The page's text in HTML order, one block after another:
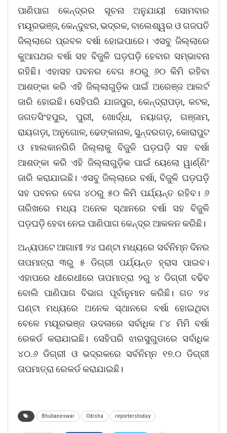
ପାଣିପାଗ କେନ୍ଦ୍ରର ସୂଚନା ଅନୁଯାୟୀ ସୋମବାର
ମୟୂରଭଞ୍ଜ, କେନ୍ଦୁଝର, ଭଦ୍ରକ, ବାଲେଶ୍ୱର ଓ ଗଜପତି
ଜିଲ୍ଲାରେ ପ୍ରବଳ ବର୍ଷା ହୋଇପାରେ। ଏସବୁ ଜିଲ୍ଲାରେ
କୁଆପଥର ବର୍ଷା ସହ ବିଜୁଳି ଘଡ଼ଘଡ଼ି ହେବାର ସମ୍ଭାବନା
ରହିଛି। ଏହାସହ ପବନର ବେଗ ୫୦ରୁ ୬୦ କିମି ରହିବା
ଆଶଙ୍କା କରି ଏହି ଜିଲ୍ଲାଗୁଡ଼ିକ ପାଇଁ ଅରେଞ୍ଜ ଆଲର୍ଟ
ଜାରି ହୋଇଛି। ସେହିପରି ଯାଜପୁର, କେନ୍ଦ୍ରାପଡ଼ା, କଟକ,
ଜଗତସିଂହପୁର, ପୁରୀ, ଖୋର୍ଦ୍ଧା, ନୟାଗଡ଼, ଗଞ୍ଜାମ,
ରାୟଗଡ଼ା, ଅନୁଗୋଳ, ଢେଙ୍କାନାଳ, ସୁନ୍ଦରଗଡ଼, କୋରାପୁଟ
ଓ ମାଲକାନଗିରି ଜିଲ୍ଲାକୁ ବିଜୁଳି ଘଡ଼ଘଡ଼ି ସହ ବର୍ଷା
ଆଶଙ୍କା କରି ଏହି ଜିଲ୍ଲାଗୁଡ଼ିକ ପାଇଁ ୟେଲୋ ୱାର୍ଣ୍ଣିଂ
ଜାରି କରାଯାଇଛି। ଏସବୁ ଜିଲ୍ଲାରେ ବର୍ଷା, ବିଜୁଳି ଘଡ଼ଘଡ଼ି
ସହ ପବନର ବେଗ ୪୦ରୁ ୫୦ କିମି ପର୍ଯ୍ୟନ୍ତ ରହିବ। ୬
ତାରିଖରେ ମଧ୍ୟ ଅନେକ ସ୍ଥାନରେ ବର୍ଷା ସହ ବିଜୁଳି
ଘଡ଼ଘଡ଼ି ହେବା ନେଇ ପାଣିପାଗ କେନ୍ଦ୍ର ଆକଳନ କରିଛି।
ଅନ୍ୟପଟେ ଆଗାମୀ ୨୪ ଘଣ୍ଟା ମଧ୍ୟରେ ସର୍ବନିମ୍ନ ଦିନର
ତାପମାତ୍ରା ୩ରୁ ୫ ଡିଗ୍ରୀ ପର୍ଯ୍ୟନ୍ତ ହ୍ରାସ ପାଇବ।
ଏହାପରେ ଧୀରେଧୀରେ ତାପମାତ୍ରା ୨ରୁ ୪ ଡିଗ୍ରୀ ବଢିବ
ବୋଲି ପାଣିପାଗ ବିଭାଗ ପୂର୍ବାନୁମାନ କରିଛି। ଗତ ୨୪
ଘଣ୍ଟା ମଧ୍ୟରେ ଅନେକ ସ୍ଥାନରେ ବର୍ଷା ହୋଇଥିବା
ବେଳେ ମୟୂରଭଞ୍ଜ ଉଦଳାରେ ସର୍ବାଧିକ ୮୪ ମିମି ବର୍ଷା
ରେକର୍ଡ କରାଯାଇଛି। ସେହିପରି ଝାରସୁଗୁଡାରେ ସର୍ବାଧିକ
୪୦.୬ ଡିଗ୍ରୀ ଓ ଭଦ୍ରକରେ ସର୍ବନିମ୍ନ ୧୭.୦ ଡିଗ୍ରୀ
ତାପମାତ୍ରା ରେକର୍ଡ କରାଯାଇଛି।
Bhubaneswar Odisha reporterstoday